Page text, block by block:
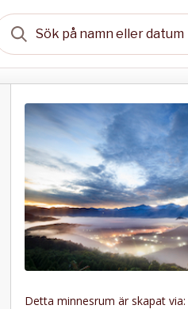
Detta minnesrum är skapat via: